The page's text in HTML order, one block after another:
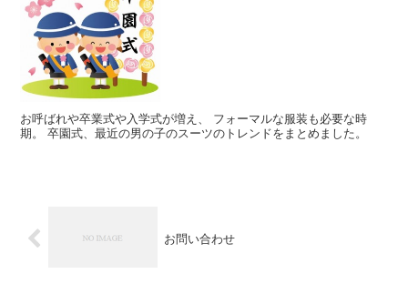
お呼ばれや卒業式や入学式が増え、 フォーマルな服装も必要な時
期。 卒園式、最近の男の子のスーツのトレンドをまとめました。
お問い合わせ